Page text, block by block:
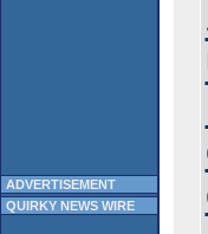
ADVERTISEMENT
QUIRKY NEWS WIRE